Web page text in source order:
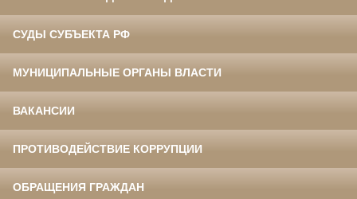
СУДЫ СУБЪЕКТА РФ
МУНИЦИПАЛЬНЫЕ ОРГАНЫ ВЛАСТИ
ВАКАНСИИ
ПРОТИВОДЕЙСТВИЕ КОРРУПЦИИ
ОБРАЩЕНИЯ ГРАЖДАН